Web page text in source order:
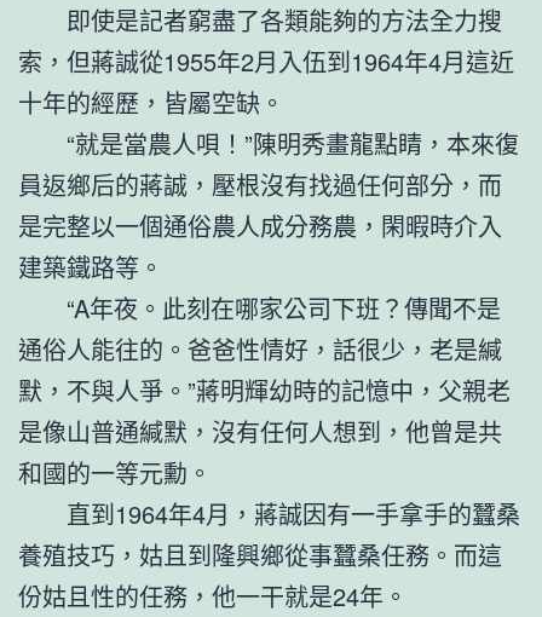
即使是記者窮盡了各類能夠的方法全力搜
索，但蔣誠從1955年2月入伍到1964年4月這近
十年的經歷，皆屬空缺。
“就是當農人唄！”陳明秀畫龍點睛，本來復
員返鄉后的蔣誠，壓根沒有找過任何部分，而
是完整以一個通俗農人成分務農，閑暇時介入
建築鐵路等。
“A年夜。此刻在哪家公司下班？傳聞不是
通俗人能往的。爸爸性情好，話很少，老是緘
默，不與人爭。”蔣明輝幼時的記憶中，父親老
是像山普通緘默，沒有任何人想到，他曾是共
和國的一等元勳。
直到1964年4月，蔣誠因有一手拿手的蠶桑
養殖技巧，姑且到隆興鄉從事蠶桑任務。而這
份姑且性的任務，他一干就是24年。